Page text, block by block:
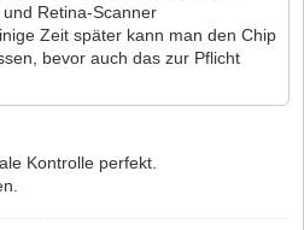
Retina-Scanner
Zeit später kann man den Chip
bevor auch das zur Pflicht
Kontrolle perfekt.